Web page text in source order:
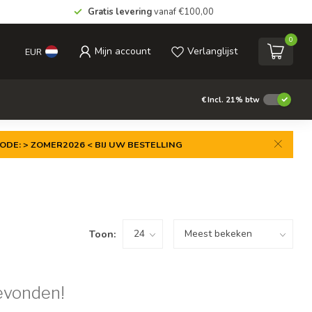
Gratis leveringvanaf €100,00
EUR Mijn account Verlanglijst
0
€Incl. 21% btw
> ZOMER2026 < BIJ UW BESTELLING
Toon: